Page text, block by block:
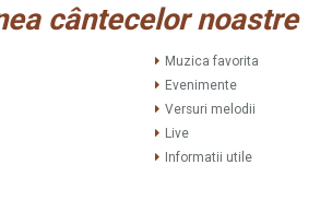
cântecelor noastre
Muzica favorita
Evenimente
Versuri melodii
Live
Informatii utile